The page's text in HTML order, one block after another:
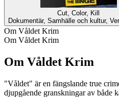
Cut, Color, Kill
Dokumentär, Samhälle och kultur,
Om Våldet Krim
Om Våldet Krim
Om Våldet Krim
"Våldet" är en fängslande true
djupgående granskningar av både